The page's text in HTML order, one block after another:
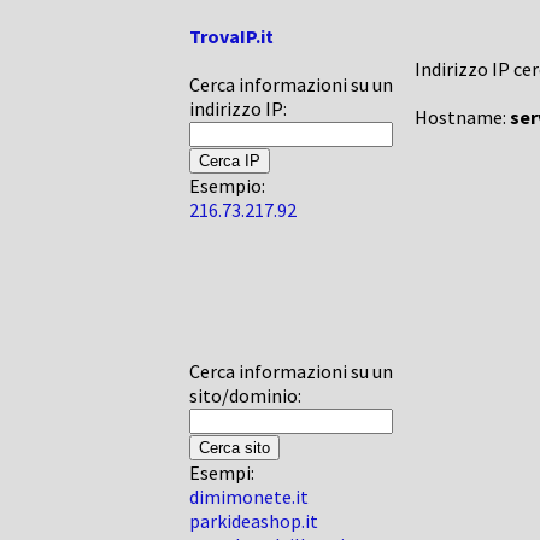
TrovaIP.it
Cerca informazioni su un
indirizzo IP:
Esempio:
216.73.217.92
Cerca informazioni su un
sito/dominio:
Esempi:
dimimonete.it
parkideashop.it
Indirizzo IP
Hostname: